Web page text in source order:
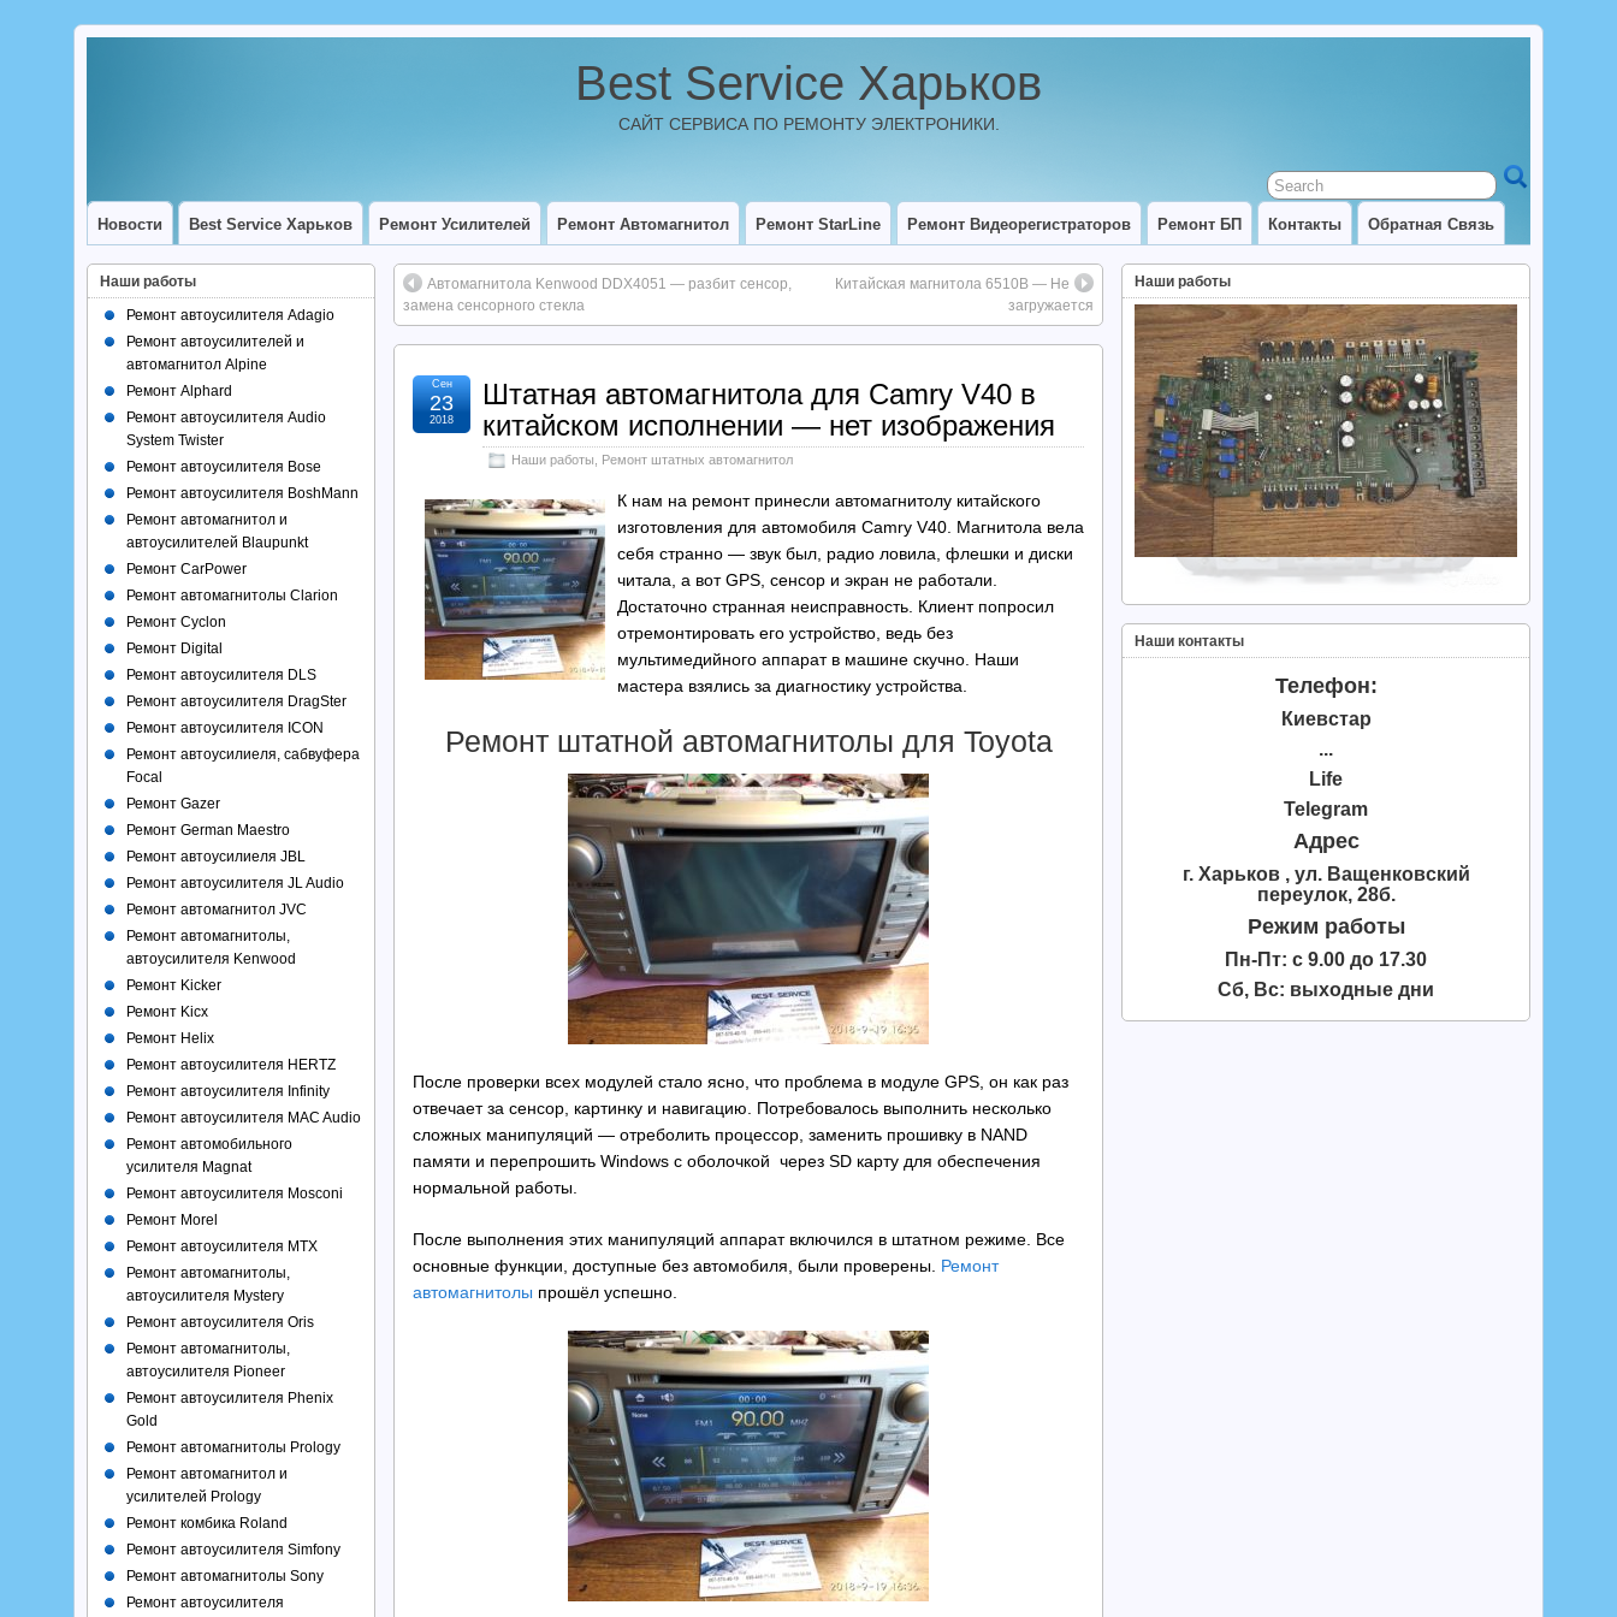
Best Service Харьков
САЙТ СЕРВИСА ПО РЕМОНТУ ЭЛЕКТРОНИКИ.
Новости Best Service Харьков Ремонт Усилителей Ремонт Автомагнитол Ремонт StarLine Ремонт Видеорегистраторов Ремонт БП Контакты Обратная Связь
Автомагнитола Kenwood DDX4051 — разбит сенсор,
замена сенсорного стекла
Китайская магнитола 6510B — Не
загружается
Штатная автомагнитола для Camry V40 в
китайском исполнении — нет изображения
Наши работы Ремонт штатных автомагнитол
Сен
23
2018
К нам на ремонт принесли автомагнитолу китайского
изготовления для автомобиля Camry V40. Магнитола вела
себя странно — звук был, радио ловила, флешки и диски
читала, а вот GPS, сенсор и экран не работали.
Достаточно странная неисправность. Клиент попросил
отремонтировать его устройство, ведь без
мультимедийного аппарат в машине скучно. Наши
мастера взялись за диагностику устройства.
Ремонт штатной автомагнитолы для Toyota
После проверки всех модулей стало ясно, что проблема в модуле GPS, он как раз
отвечает за сенсор, картинку и навигацию. Потребовалось выполнить несколько
сложных манипуляций — отреболить процессор, заменить прошивку в NAND
памяти и перепрошить Windows с оболочкой через SD карту для обеспечения
нормальной работы.
После выполнения этих манипуляций аппарат включился в штатном режиме. Все
основные функции, доступные без автомобиля, были проверены. Ремонт
автомагнитолы прошёл успешно.
Наши работы
Ремонт автоусилителя Adagio
Ремонт автоусилителей и
автомагнитол Alpine
Ремонт Alphard
Ремонт автоусилителя Audio
System Twister
Ремонт автоусилителя Bose
Ремонт автоусилителя BoshMann
Ремонт автомагнитол и
автоусилителей Blaupunkt
Ремонт CarPower
Ремонт автомагнитолы Clarion
Ремонт Cyclon
Ремонт Digital
Ремонт автоусилителя DLS
Ремонт автоусилителя DragSter
Ремонт автоусилителя ICON
Ремонт автоусилиеля, сабвуфера
Focal
Ремонт Gazer
Ремонт German Maestro
Ремонт автоусилиеля JBL
Ремонт автоусилителя JL Audio
Ремонт автомагнитол JVC
Ремонт автомагнитолы,
автоусилителя Kenwood
Ремонт Kicker
Ремонт Kicx
Ремонт Helix
Ремонт автоусилителя HERTZ
Ремонт автоусилителя Infinity
Ремонт автоусилителя MAC Audio
Ремонт автомобильного
усилителя Magnat
Ремонт автоусилителя Mosconi
Ремонт Morel
Ремонт автоусилителя MTX
Ремонт автомагнитолы,
автоусилителя Mystery
Ремонт автоусилителя Oris
Ремонт автомагнитолы,
автоусилителя Pioneer
Ремонт автоусилителя Phenix
Gold
Ремонт автомагнитолы Prology
Ремонт автомагнитол и
усилителей Prology
Ремонт комбика Roland
Ремонт автоусилителя Simfony
Ремонт автомагнитолы Sony
Ремонт автоусилителя
Наши работы
Наши контакты
Телефон:
Киевстар
...
Life
Telegram
Адрес
г. Харьков , ул. Ващенковский
переулок, 28б.
Режим работы
Пн-Пт: с 9.00 до 17.30
Сб, Вс: выходные дни